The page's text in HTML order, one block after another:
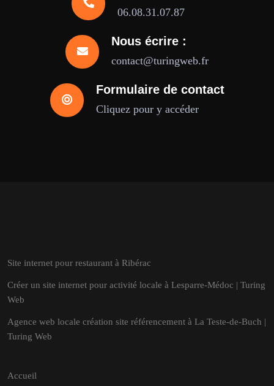
06.08.31.07.87
Nous écrire :
contact@turingweb.fr
Formulaire de contact
Cliquez pour y accéder
Site internet pour restaurant à Ribérac
Créer un site internet pour activité locale à Lesparre-Médoc | Turing
Web
Agence web locale création site référencement à La Teste-de-Buch |
Turing Web
Accueil